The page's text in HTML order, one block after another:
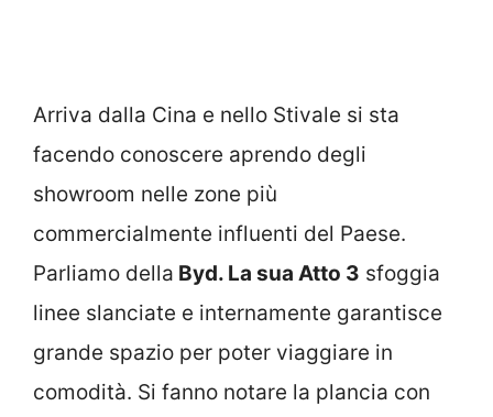
Arriva dalla Cina e nello Stivale si sta
facendo conoscere aprendo degli
showroom nelle zone più
commercialmente influenti del Paese.
Parliamo della Byd. La sua Atto 3 sfoggia
linee slanciate e internamente garantisce
grande spazio per poter viaggiare in
comodità. Si fanno notare la plancia con